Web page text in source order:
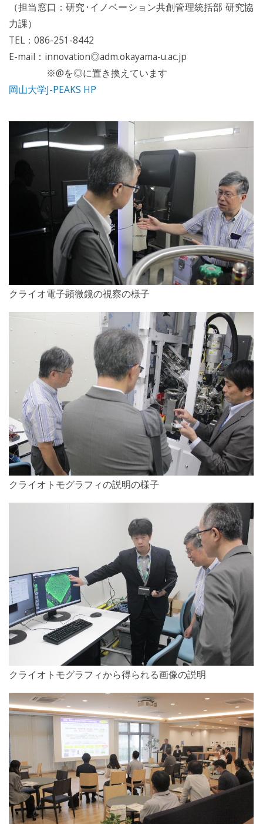
（担当窓口：研究･イノベーション共創管理統括部 研究協
力課）
TEL：086-251-8442
E-mail：innovation◎adm.okayama-u.ac.jp
※@を◎に置き換えています
岡山大学J-PEAKS HP
クライオ電子顕微鏡の視察の様子
クライオトモグラフィの説明の様子
クライオトモグラフィから得られる画像の説明